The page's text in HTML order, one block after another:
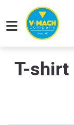
T-shirt